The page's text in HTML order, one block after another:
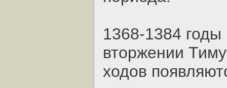
1368-1384
вторжении
ходов